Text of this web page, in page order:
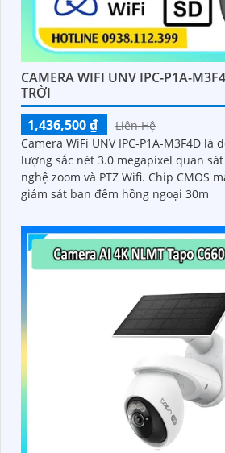
CAMERA WIFI UNV IPC-P1A-
TRỜI
1,436,500 ₫
Liên Hệ
Camera WiFi UNV IPC-P1A-M3F4D là
lượng sắc nét 3.0 megapixel quan
nghệ zoom và PTZ Wifi. Chip CMOS
giám sát ban đêm hồng ngoại 30m